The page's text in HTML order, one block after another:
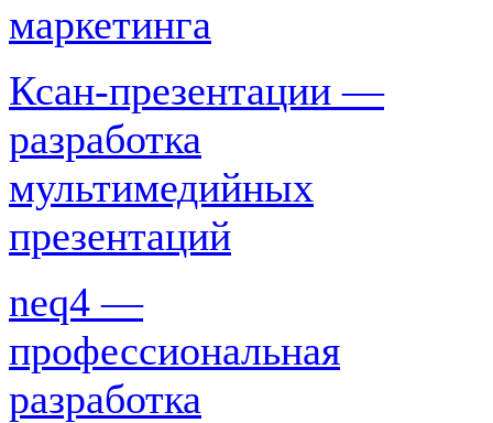
маркетинга
Ксан-презентации —
разработка
мультимедийных
презентаций
neq4 —
профессиональная
разработка